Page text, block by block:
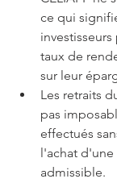
ce qui
taux de
sur leur
Les retraits
pas
effectués
l'achat
admissible.